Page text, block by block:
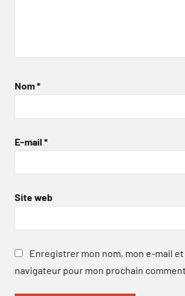
Nom*
E-mail *
Site web
Enregistrer mon nom, mon e-mail
navigateur pour mon prochain